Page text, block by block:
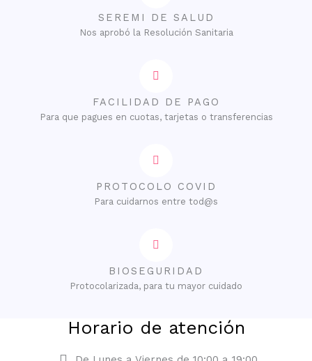
SEREMI DE SALUD
Nos aprobó la Resolución Sanitaria
FACILIDAD DE PAGO
Para que pagues en cuotas, tarjetas o transferencias
PROTOCOLO COVID
Para cuidarnos entre tod@s
BIOSEGURIDAD
Protocolarizada, para tu mayor cuidado
Horario de atención